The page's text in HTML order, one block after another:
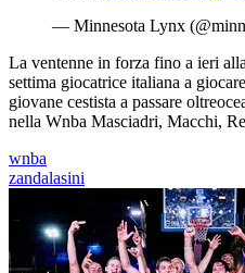
— Minnesota Lynx
La ventenne in forza fino a ieri
settima giocatrice italiana a
giovane cestista a passare
nella Wnba Masciadri, Macchi,
wnba
zandalasini